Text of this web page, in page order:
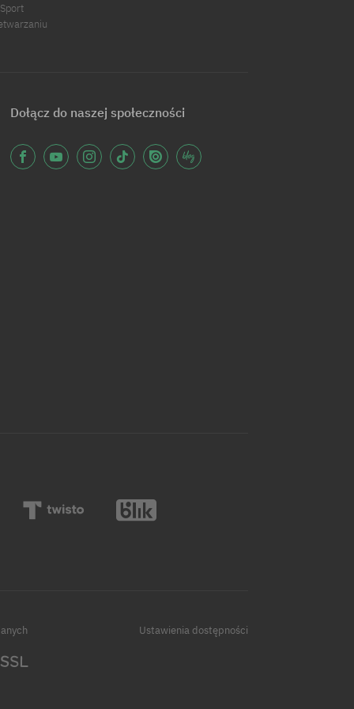
Dołącz do naszej społeczności
Ustawienia dostępności